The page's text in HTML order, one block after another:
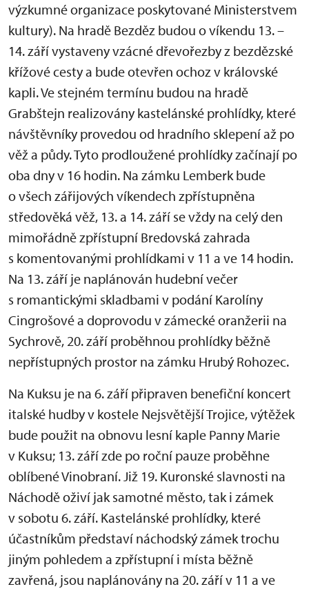
výzkumné organizace poskytované Ministerstvem
kultury). Na hradě Bezděz budou o víkendu 13. –
14. září vystaveny vzácné dřevořezby z bezdězské
křížové cesty a bude otevřen ochoz v královské
kapli. Ve stejném termínu budou na hradě
Grabštejn realizovány kastelánské prohlídky, které
návštěvníky provedou od hradního sklepení až po
věž a půdy. Tyto prodloužené prohlídky začínají po
oba dny v 16 hodin. Na zámku Lemberk bude
o všech zářijových víkendech zpřístupněna
středověká věž, 13. a 14. září se vždy na celý den
mimořádně zpřístupní Bredovská zahrada
s komentovanými prohlídkami v 11 a ve 14 hodin.
Na 13. září je naplánován hudební večer
s romantickými skladbami v podání Karolíny
Cingrošové a doprovodu v zámecké oranžerii na
Sychrově, 20. září proběhnou prohlídky běžně
nepřístupných prostor na zámku Hrubý Rohozec.
Na Kuksu je na 6. září připraven benefiční koncert
italské hudby v kostele Nejsvětější Trojice, výtěžek
bude použit na obnovu lesní kaple Panny Marie
v Kuksu; 13. září zde po roční pauze proběhne
oblíbené Vinobraní. Již 19. Kuronské slavnosti na
Náchodě oživí jak samotné město, tak i zámek
v sobotu 6. září. Kastelánské prohlídky, které
účastníkům představí náchodský zámek trochu
jiným pohledem a zpřístupní i místa běžně
zavřená, jsou naplánovány na 20. září v 11 a ve